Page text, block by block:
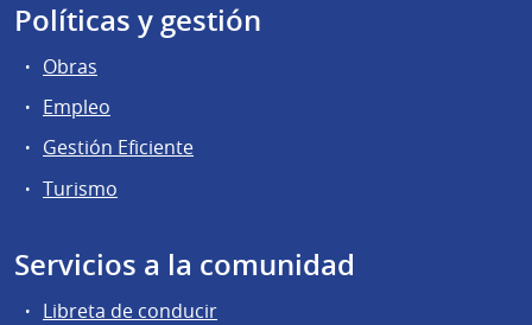
Políticas y gestión
Obras
Empleo
Gestión Eficiente
Turismo
Servicios a la comunidad
Libreta de conducir